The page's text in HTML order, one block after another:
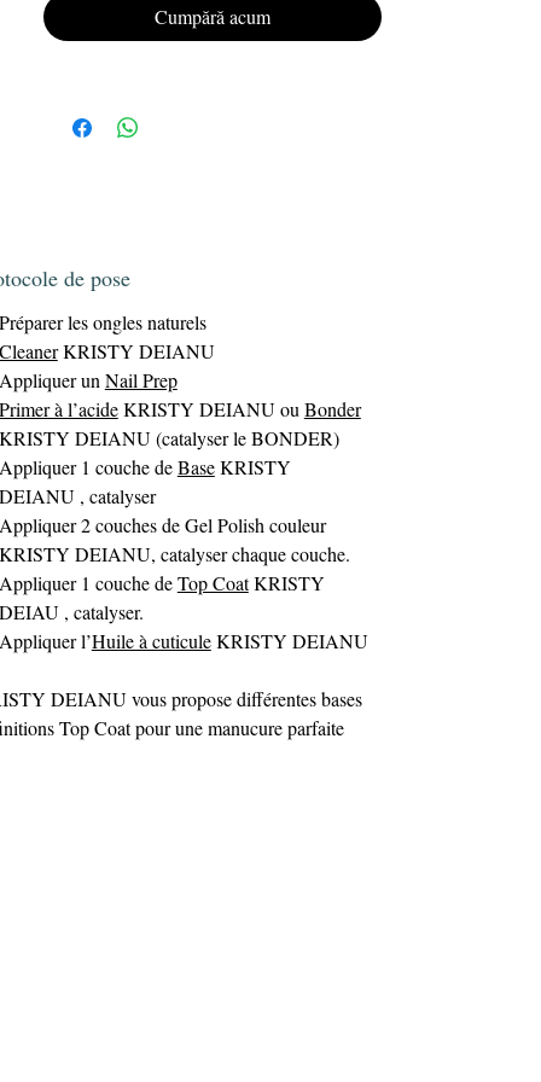
Offrez à vos ongles un look impeccable et
durable avec le vernis semi-permanentGel
Cumpără acum
de pose
Préparer les ongles naturels
CleanerKRISTY DEIANU
Appliquer unNail Prep
Primer à l’acideKRISTY DEIANU ouBonder
KRISTY DEIANU (catalyser le BONDER)
Appliquer 1 couche deBaseKRISTY
DEIANU , catalyser
Appliquer 2 couches de Gel Polish couleur
KRISTY DEIANU, catalyser chaque couche.
Appliquer 1 couche deTop CoatKRISTY
DEIAU , catalyser.
Appliquer l’Huile à cuticuleKRISTY DEIANU
DEIANU vous propose différentes bases
Top Coat pour une manucure parfaite